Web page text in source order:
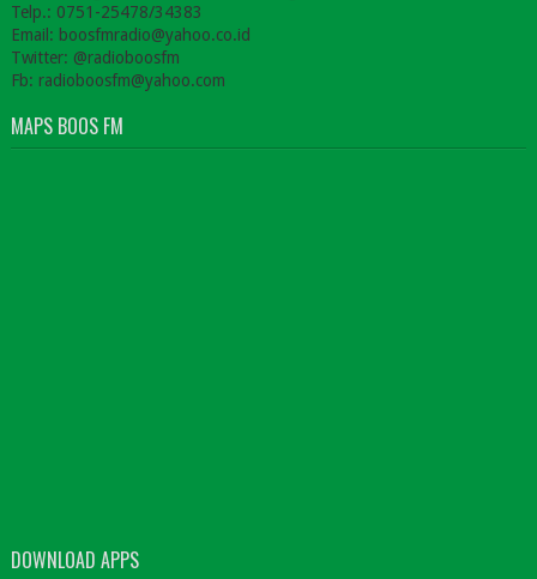
Telp.: 0751-25478/34383
Email: boosfmradio@yahoo.co.id
Twitter: @radioboosfm
Fb: radioboosfm@yahoo.com
MAPS BOOS FM
DOWNLOAD APPS